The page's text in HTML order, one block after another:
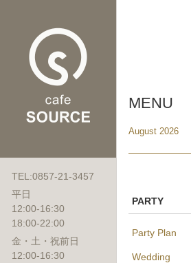
TEL:0857-21-3457
平日
12:00-16:30
18:00-22:00
金・土・祝前日
12:00-16:30
MENU
August 2026
PARTY
Party Plan
Wedding